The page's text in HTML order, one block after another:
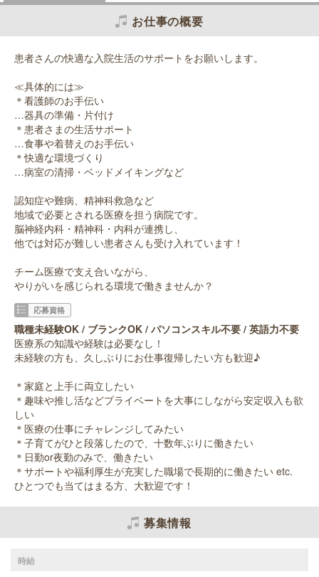
お仕事の概要
患者さんの快適な入院生活のサポートをお願いします。
≪具体的には≫
＊看護師のお手伝い
…器具の準備・片付け
＊患者さまの生活サポート
…食事や着替えのお手伝い
＊快適な環境づくり
…病室の清掃・ベッドメイキングなど
認知症や難病、精神科救急など
地域で必要とされる医療を担う病院です。
脳神経内科・精神科・内科が連携し、
他では対応が難しい患者さんも受け入れています！
チーム医療で支え合いながら、
やりがいを感じられる環境で働きませんか？
応募資格
職種未経験OK / ブランクOK / パソコンスキル不要 / 英語力不要
医療系の知識や経験は必要なし！
未経験の方も、久しぶりにお仕事復帰したい方も歓迎♪
＊家庭と上手に両立したい
＊趣味や推し活などプライベートを大事にしながら安定収入も欲
しい
＊医療の仕事にチャレンジしてみたい
＊子育てがひと段落したので、十数年ぶりに働きたい
＊日勤or夜勤のみで、働きたい
＊サポートや福利厚生が充実した職場で長期的に働きたい etc.
ひとつでも当てはまる方、大歓迎です！
募集情報
時給